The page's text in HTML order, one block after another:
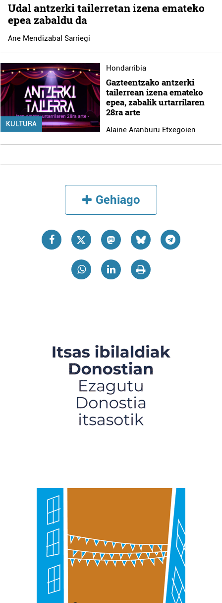
Udal antzerki tailerretan izena emateko
epea zabaldu da
Ane Mendizabal Sarriegi
KULTURA
Hondarribia
Gazteentzako antzerki
tailerrean izena emateko
epea, zabalik urtarrilaren
28ra arte
Alaine Aranburu Etxegoien
Gehiago